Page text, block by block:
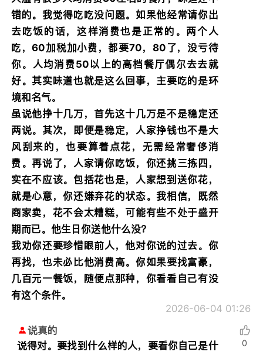
错的。我觉得吃吃没问题。如果他经常请你出
去吃饭的话，这样消费也是正常的。两个人
吃，60加税加小费，都要70，80了，没亏待
你。人均消费50以上的高档餐厅偶尔去去就
好。其实味道也就是这么回事，主要吃的是环
境和名气。
虽说他挣十几万，首先这十几万是不是稳定还
两说。其次，即便是稳定，人家挣钱也不是大
风刮来的，也要算着点花，无需经常奢侈消
费。再说了，人家请你吃饭，你还挑三拣四，
实在不应该。包括花也是，人家想到送你花，
就是心意，你还嫌弃花的状态。我相信，既然
商家卖，花不会太糟糕，可能有些不处于盛开
期而已。他生日你送他什么没？
我劝你还要珍惜眼前人，他对你说的过去。你
再找，也未必比他消费高。你如果要找富豪，
几百元一餐饭，随便点那种，你看看自己有没
有这个条件。
2026-06-04 01:26
说真的
说得对。要找到什么样的人，要看你自己是什
0